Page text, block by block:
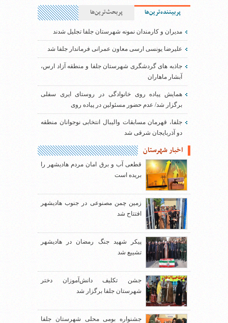
پربیننده‌ترین‌ها پربحث‌ترین‌ها
مدیران و کارمندان نمونه شهرستان جلفا تجلیل شدند
علیرضا یونسی ارسی معاون عمرانی فرماندار جلفا شد
جاذبه های گردشگری شهرستان جلفا و منطقه آزاد ارس،
آبشار ماهاران
همایش پیاده روی خانوادگی در روستای ایری سفلی
برگزار شد/ عدم حضور مسئولین در پیاده روی
جلفا، قهرمان مسابقات والیبال انتخابی نوجوانان منطقه
دو آذربایجان شرقی شد
اخبار شهرستان
قطعی آب و برق امان مردم هادیشهر را
بریده است
زمین چمن مصنوعی در جنوب هادیشهر
افتتاح شد
پیکر شهید جنگ رمضان در هادیشهر
تشییع شد
جشن تکلیف دانش‌آموزان دختر
شهرستان جلفا برگزار شد
جشنواره بومی محلی شهرستان جلفا